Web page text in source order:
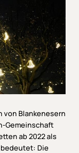
von Blankenesern
Gemeinschaft
ab 2022 als
Die